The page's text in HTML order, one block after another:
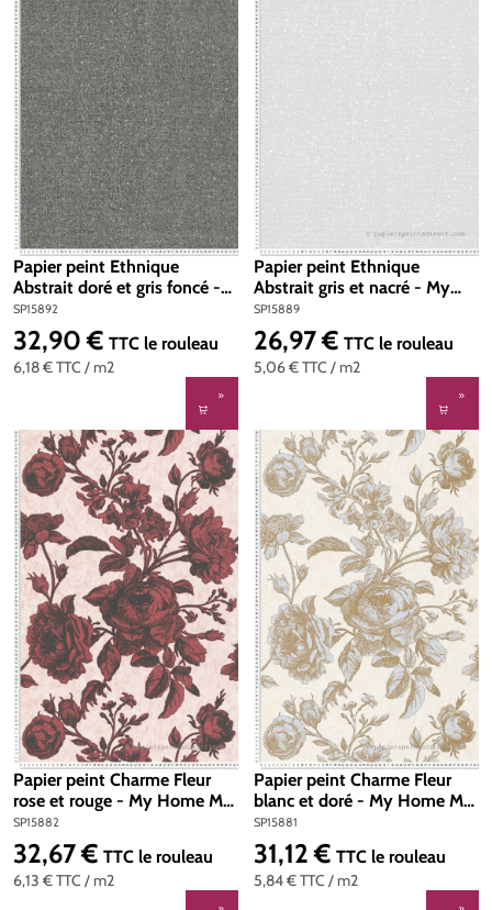
Papier peint Ethnique
Abstrait doré et gris foncé -
My Home My Spa d'A.S.
Création | Réf. SP15892
SP15892
6,18 €TTC / m2
Prix régulier :
32,90 € TTC le rouleau
Papier peint Ethnique
Abstrait gris et nacré - My
Home My Spa d'A.S. Création
| Réf. SP15889
SP15889
5,06 €TTC / m2
Prix régulier :
26,97 € TTC le rouleau
Papier peint Charme Fleur
rose et rouge - My Home My
Spa d'A.S. Création | Réf.
SP15882
SP15882
6,13 €TTC / m2
Prix régulier :
32,67 € TTC le rouleau
Papier peint Charme Fleur
blanc et doré - My Home My
Spa d'A.S. Création | Réf.
SP15881
SP15881
5,84 €TTC / m2
Prix régulier :
31,12 € TTC le rouleau